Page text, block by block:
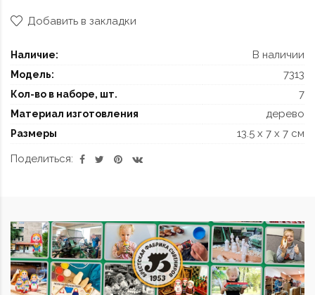
Добавить в закладки
Наличие: В наличии
Модель: 7313
Кол-во в наборе, шт. 7
Материал изготовления дерево
Размеры
13.5 x 7 x 7 см
Поделиться: